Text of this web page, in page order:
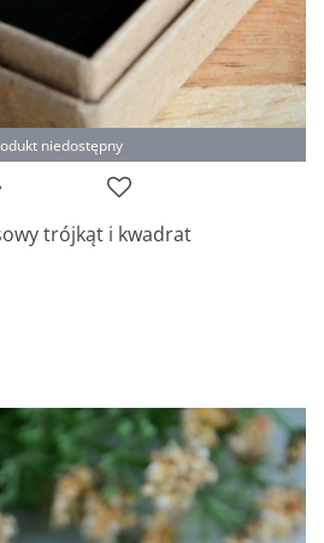
niedostępny
trójkąt i kwadrat